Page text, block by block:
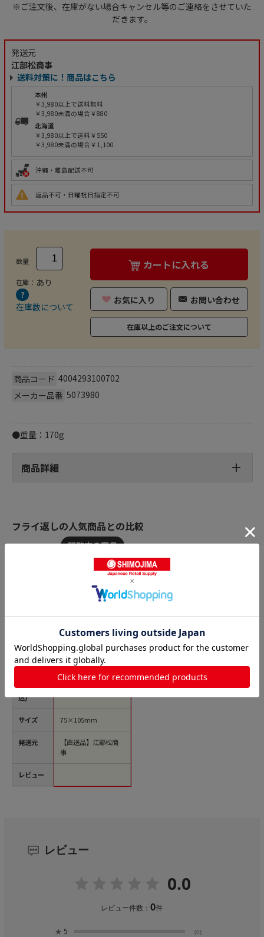
※ご注文後、在庫がない場合キャンセル等のご連絡をさせていた
だきます。
発送元
江部松商事
送料対策に！商品はこちら
本州
￥3,980以上で送料無料
￥3,980未満の場合￥880
北海道
￥3,980以上で送料￥550
￥3,980未満の場合￥1,100
沖縄・離島配送不可
返品不可・日曜祝日指定不可
数量
在庫： あり
在庫数について
カートに入れる
お気に入り お問い合わせ
在庫以上のご注文について
商品コード 4004293100702
メーカー品番 5073980
●重量：170g
商品詳細
フライ返しの人気商品との比較
商品名
価格(税
込)
サイズ
発送元
レビュー
レズレー 18-10 パ
ンケーキターナー 100
70 1個（ご注文単位1
個）【直送品】
￥5,617
75×105mm
【直送品】江部松商
事
レビュー
0.0
レビュー件数：0件
★ 5 (0)